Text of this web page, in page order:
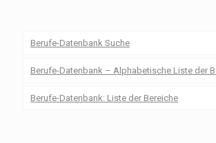
Berufe-Datenbank Suche
Berufe-Datenbank – Alphabetische Liste der
Berufe-Datenbank: Liste der Bereiche